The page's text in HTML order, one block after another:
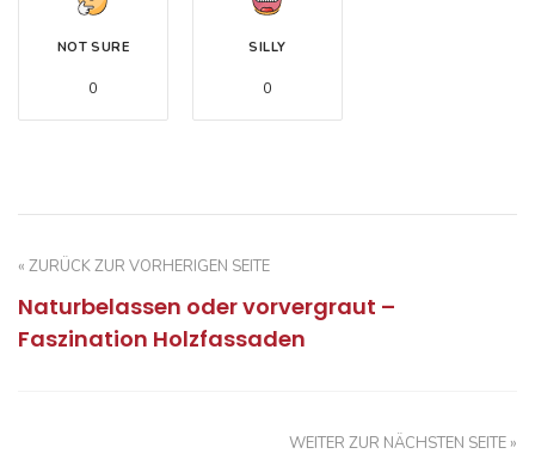
NOT SURE
0
SILLY
0
« ZURÜCK ZUR VORHERIGEN SEITE
Naturbelassen oder vorvergraut –
Faszination Holzfassaden
WEITER ZUR NÄCHSTEN SEITE »